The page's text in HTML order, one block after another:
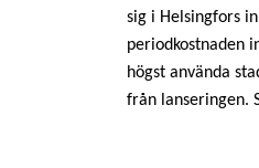
sig i Helsingfors
periodkostnaden
högst använda
från lanseringen.